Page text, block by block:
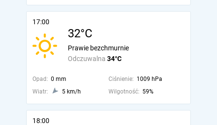
17:00
32°C
Odczuwalna 34°C
Prawie bezchmurnie
Opad: 0 mm Ciśnienie: 1009 hPa
Wiatr:
5 km/h Wilgotność: 59%
18:00